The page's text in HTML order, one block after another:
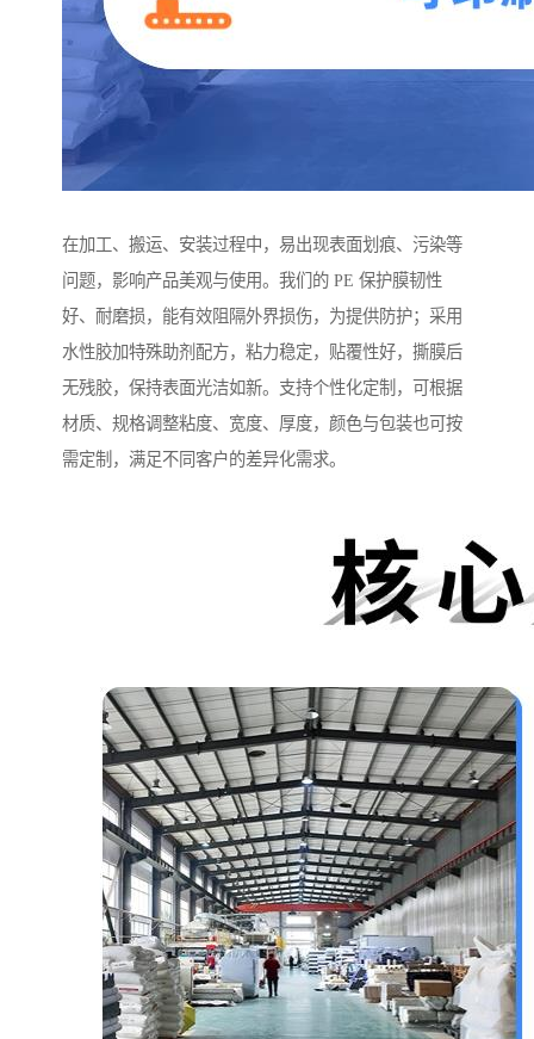
在加工、搬运、安装过程中，易出现表面划痕、污染等
问题，影响产品美观与使用。我们的 PE 保护膜韧性
好、耐磨损，能有效阻隔外界损伤，为提供防护；采用
水性胶加特殊助剂配方，粘力稳定，贴覆性好，撕膜后
无残胶，保持表面光洁如新。支持个性化定制，可根据
材质、规格调整粘度、宽度、厚度，颜色与包装也可按
需定制，满足不同客户的差异化需求。